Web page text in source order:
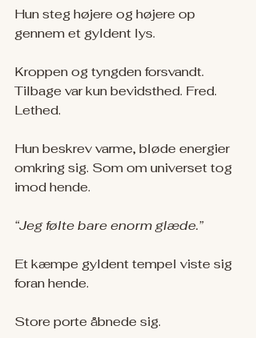
Hun steg højere og højere op
gennem et gyldent lys.
Kroppen og tyngden forsvandt.
Tilbage var kun bevidsthed. Fred.
Lethed.
Hun beskrev varme, bløde energier
omkring sig. Som om universet tog
imod hende.
“Jeg følte bare enorm glæde.”
Et kæmpe gyldent tempel viste sig
foran hende.
Store porte åbnede sig.